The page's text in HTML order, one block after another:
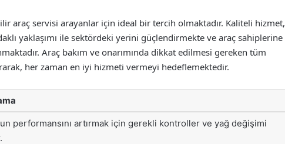
araç servisi arayanlar için ideal bir tercih olmaktadır. Kaliteli hizmet,
yaklaşımı ile sektördeki yerini güçlendirmekte ve araç sahiplerine
Araç bakım ve onarımında dikkat edilmesi gereken tüm
her zaman en iyi hizmeti vermeyi hedeflemektedir.
performansını artırmak için gerekli kontroller ve yağ değişimi